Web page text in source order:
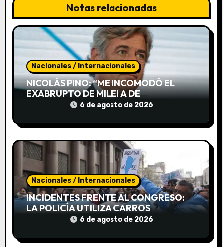
d
e
n
r
a
d
a
s
Notas relacionadas
Nacionales / Internacionales
NICOLÁS PINO: “ME INCOMODÓ EL
EXABRUPTO DE MILEI A DE
MENDIGUREN, PERO SUS DICHOS
6 de agosto de 2026
Nacionales / Internacionales
INCIDENTES FRENTE AL CONGRESO:
LA POLICÍA UTILIZA CARROS
HIDRANTES PARA DISPERSAR LA
6 de agosto de 2026